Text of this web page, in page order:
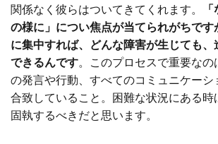
関係なく彼らはついてきてくれます。
の様に」につい焦点が当てられがちで
に集中すれば、どんな障害が生じても
できるんです。このプロセスで重要な
の発言や行動、すべてのコミュニケーシ
合致していること。困難な状況にある時
固執するべきだと思います。